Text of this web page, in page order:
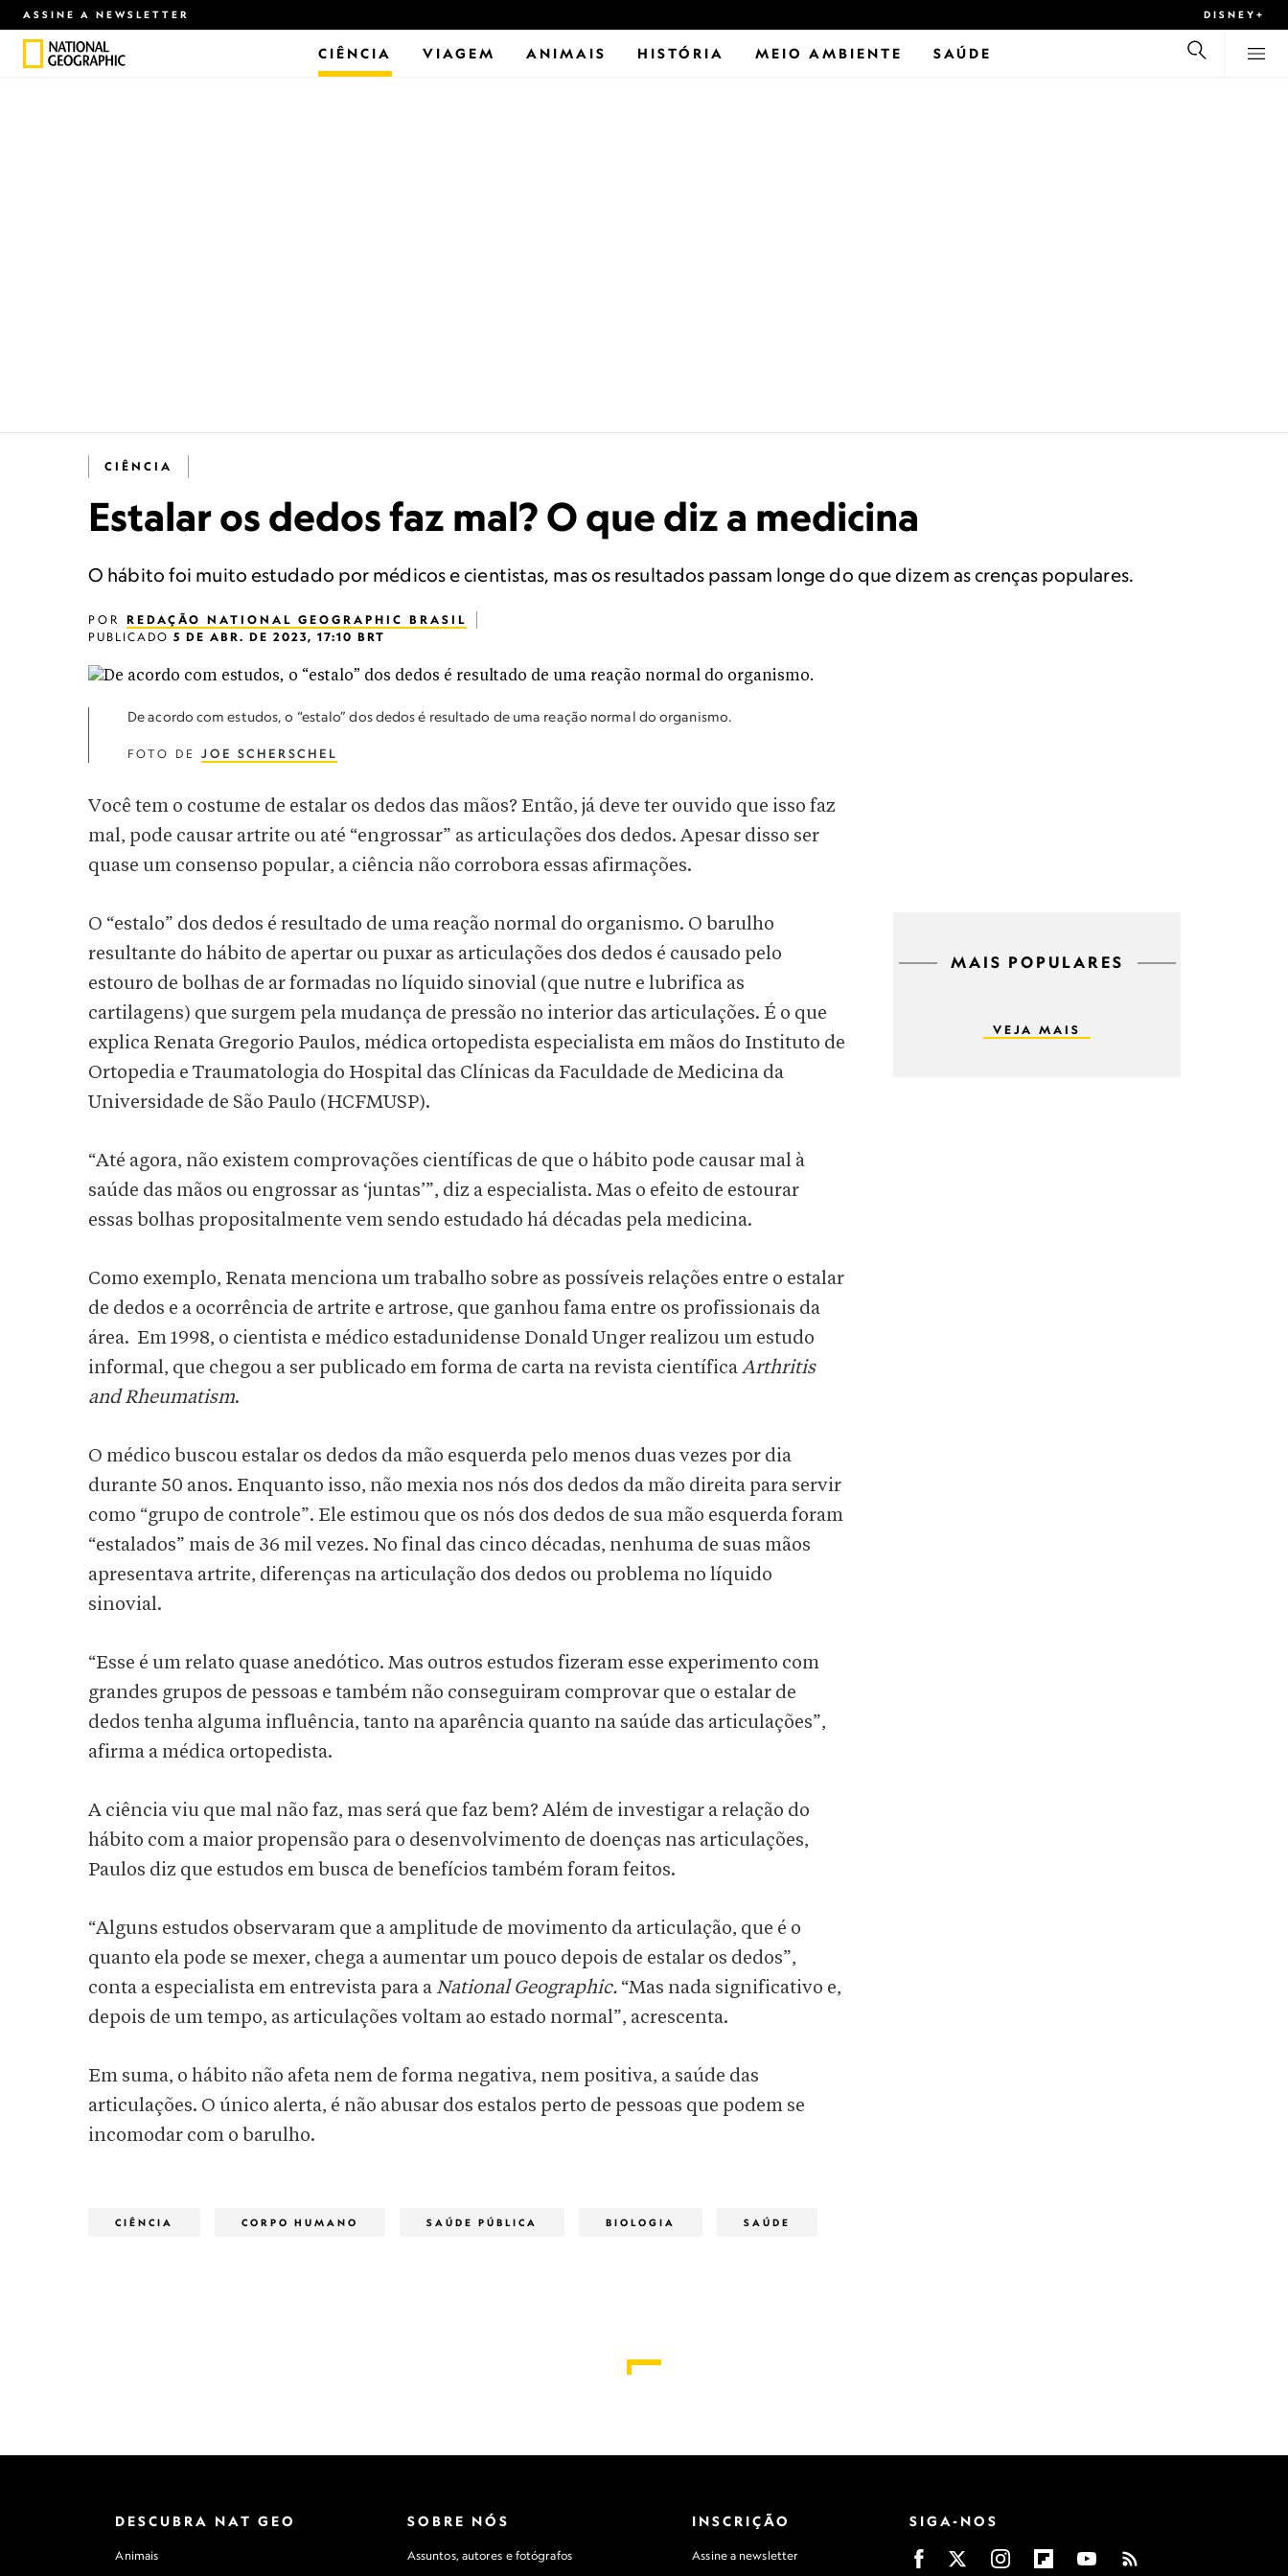
ASSINE A NEWSLETTER DISNEY+
CIÊNCIA VIAGEM ANIMAIS HISTÓRIA MEIO AMBIENTE SAÚDE
CIÊNCIA
Estalar os dedos faz mal? O que diz a medicina
O hábito foi muito estudado por médicos e cientistas, mas os resultados passam longe do que dizem as crenças populares.
POR REDAÇÃO NATIONAL GEOGRAPHIC BRASIL
PUBLICADO 5 DE ABR. DE 2023, 17:10 BRT
De acordo com estudos, o “estalo” dos dedos é resultado de uma reação normal do organismo.
FOTO DE JOE SCHERSCHEL
Você tem o costume de estalar os dedos das mãos? Então, já deve ter ouvido que isso faz
mal, pode causar artrite ou até “engrossar” as articulações dos dedos. Apesar disso ser
quase um consenso popular, a ciência não corrobora essas afirmações.
O “estalo” dos dedos é resultado de uma reação normal do organismo. O barulho
resultante do hábito de apertar ou puxar as articulações dos dedos é causado pelo
estouro de bolhas de ar formadas no líquido sinovial (que nutre e lubrifica as
cartilagens) que surgem pela mudança de pressão no interior das articulações. É o que
explica Renata Gregorio Paulos, médica ortopedista especialista em mãos do Instituto de
Ortopedia e Traumatologia do Hospital das Clínicas da Faculdade de Medicina da
Universidade de São Paulo (HCFMUSP).
“Até agora, não existem comprovações científicas de que o hábito pode causar mal à
saúde das mãos ou engrossar as ‘juntas’”, diz a especialista. Mas o efeito de estourar
essas bolhas propositalmente vem sendo estudado há décadas pela medicina.
Como exemplo, Renata menciona um trabalho sobre as possíveis relações entre o estalar
de dedos e a ocorrência de artrite e artrose, que ganhou fama entre os profissionais da
área. Em 1998, o cientista e médico estadunidense Donald Unger realizou um estudo
informal, que chegou a ser publicado em forma de carta na revista científicaArthritis
and Rheumatism.
O médico buscou estalar os dedos da mão esquerda pelo menos duas vezes por dia
durante 50 anos. Enquanto isso, não mexia nos nós dos dedos da mão direita para servir
como “grupo de controle”. Ele estimou que os nós dos dedos de sua mão esquerda foram
“estalados” mais de 36 mil vezes. No final das cinco décadas, nenhuma de suas mãos
apresentava artrite, diferenças na articulação dos dedos ou problema no líquido
sinovial.
“Esse é um relato quase anedótico. Mas outros estudos fizeram esse experimento com
grandes grupos de pessoas e também não conseguiram comprovar que o estalar de
dedos tenha alguma influência, tanto na aparência quanto na saúde das articulações”,
afirma a médica ortopedista.
A ciência viu que mal não faz, mas será que faz bem? Além de investigar a relação do
hábito com a maior propensão para o desenvolvimento de doenças nas articulações,
Paulos diz que estudos em busca de benefícios também foram feitos.
“Alguns estudos observaram que a amplitude de movimento da articulação, que é o
quanto ela pode se mexer, chega a aumentar um pouco depois de estalar os dedos”,
conta a especialista em entrevista para aNational Geographic. “Mas nada significativo e,
depois de um tempo, as articulações voltam ao estado normal”, acrescenta.
Em suma, o hábito não afeta nem de forma negativa, nem positiva, a saúde das
articulações. O único alerta, é não abusar dos estalos perto de pessoas que podem se
incomodar com o barulho.
MAIS POPULARES
VEJA MAIS
CIÊNCIA CORPO HUMANO SAÚDE PÚBLICA BIOLOGIA SAÚDE
DESCUBRA NAT GEO
Animais
SOBRE NÓS
Assuntos, autores e fotógrafos
INSCRIÇÃO
Assine a newsletter
SIGA-NOS